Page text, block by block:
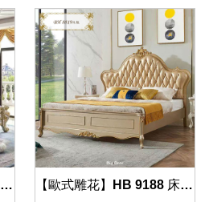
【歐式雕花】HB 1288 床組(華麗金) 【歐式雕花】HB 9188 床組(華麗金)